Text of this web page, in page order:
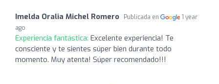
Imelda Oralia Michel Romero Publicada en
1 year
ago
Experiencia fantástica: Excelente experiencia! Te
consciente y te sientes súper bien durante todo
momento. Muy atenta! Súper recomendado!!!